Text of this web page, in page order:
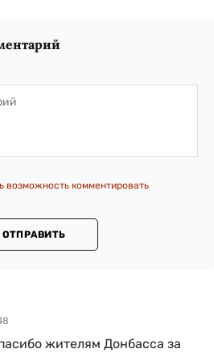
возможность комментировать
ОТПРАВИТЬ
жителям Донбасса за